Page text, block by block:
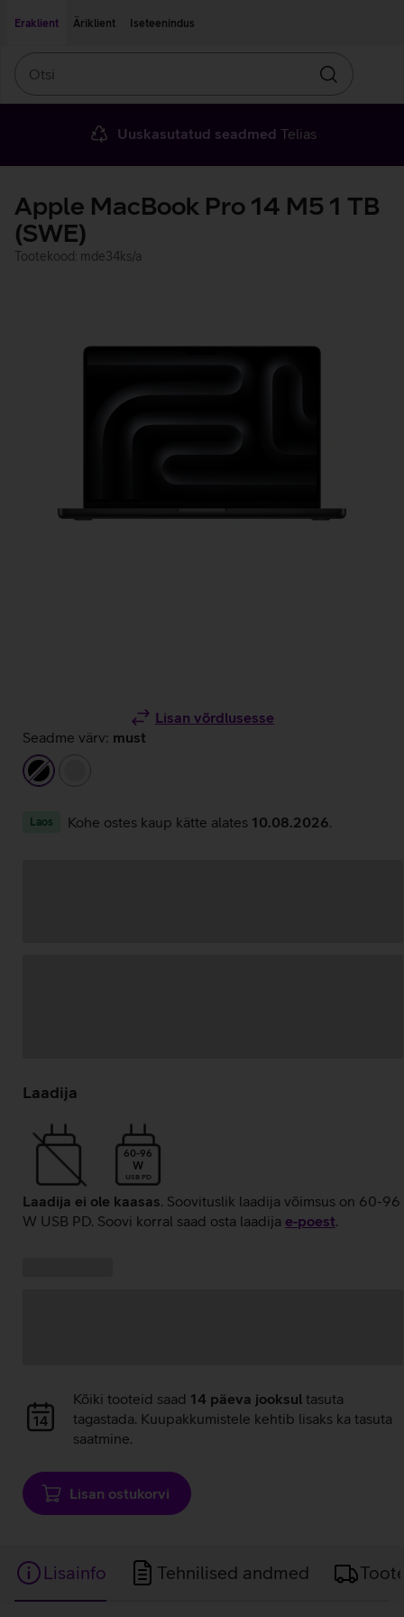
Eraklient
Äriklient Iseteenindus
Otsin
Uuskasutatud seadmed Telias
Apple MacBook Pro 14 M5 1 TB
(SWE)
Tootekood: mde34ks/a
Lisan võrdlusesse
Seadme värv: must
must
Laos Kohe ostes kaup kätte alates 10.08.2026
laadimine
Laadija
60-96
W
USB PD
Laadija ei ole kaasas. Soovituslik laadija võimsus on 60-96
W USB PD. Soovi korral saad osta laadija e‑poest.
Andmete
laadimine
Kõiki tooteid saad 14 päeva jooksul tasuta
tagastada. Kuupakkumistele kehtib lisaks ka tasuta
saatmine.
Lisan ostukorvi
Lisainfo Tehnilised andmed